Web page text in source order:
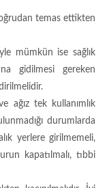
temas ettikten
mümkün ise sağlık
gidilmesi gereken
ağız tek kullanımlık
durumlarda
yerlere girilmemeli,
kapatılmalı, tıbbi